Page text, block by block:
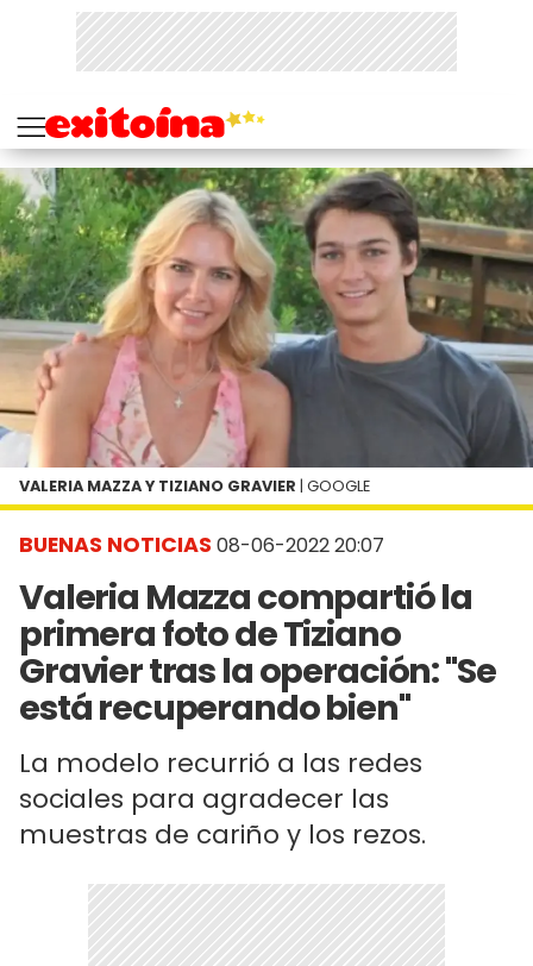
BUENAS NOTICIAS 08-06-2022 20:07
Valeria Mazza compartió la
primera foto de Tiziano
Gravier tras la operación: "Se
está recuperando bien"
La modelo recurrió a las redes
sociales para agradecer las
muestras de cariño y los rezos.
VALERIA MAZZA Y TIZIANO GRAVIER | GOOGLE